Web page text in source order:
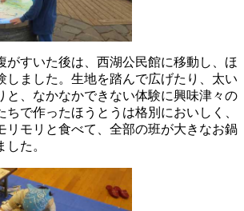
すいた後は、西湖公民館に移動し、ほ
しました。生地を踏んで広げたり、太い
と、なかなかできない体験に興味津々の
ちで作ったほうとうは格別においしく、
リモリと食べて、全部の班が大きなお鍋
た。